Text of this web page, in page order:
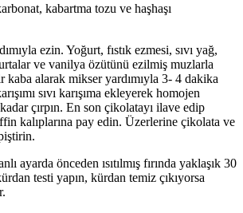
kabartma tozu ve haşhaşı
ezin. Yoğurt, fıstık ezmesi, sıvı yağ,
ve vanilya özütünü ezilmiş muzlarla
alarak mikser yardımıyla 3- 4 dakika
sıvı karışıma ekleyerek homojen
çırpın. En son çikolatayı ilave edip
kalıplarına pay edin. Üzerlerine çikolata ve
ayarda önceden ısıtılmış fırında yaklaşık 30
testi yapın, kürdan temiz çıkıyorsa